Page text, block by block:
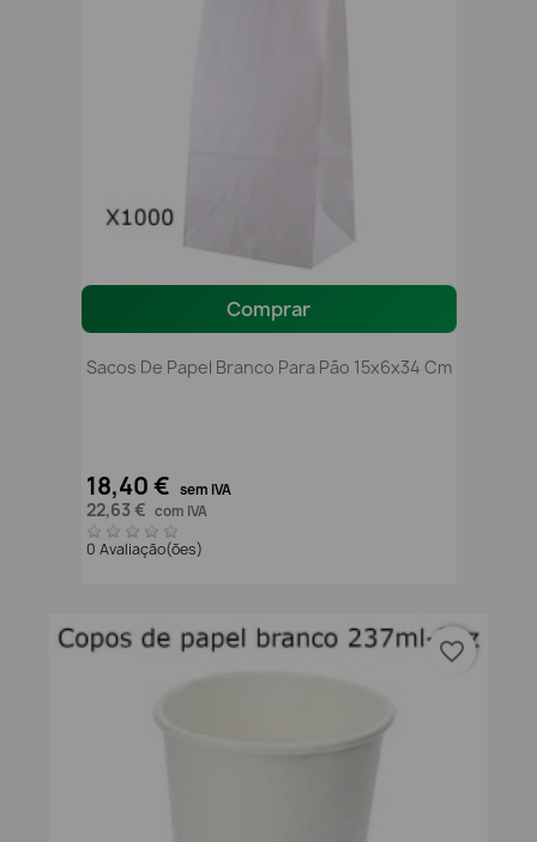
Comprar
Sacos De Papel Branco Para Pão 15x6x34 Cm
18,40 € sem IVA
22,63 € com IVA
0 Avaliação(ões)
favorite_border